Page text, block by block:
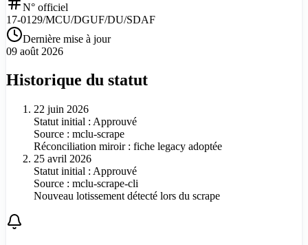
N° officiel
17-0129/MCU/DGUF/DU/SDAF
Dernière mise à jour
09 août 2026
Historique du statut
22 juin 2026
Statut initial : Approuvé
Source : mclu-scrape
Réconciliation miroir : fiche legacy adoptée
25 avril 2026
Statut initial : Approuvé
Source : mclu-scrape-cli
Nouveau lotissement détecté lors du scrape